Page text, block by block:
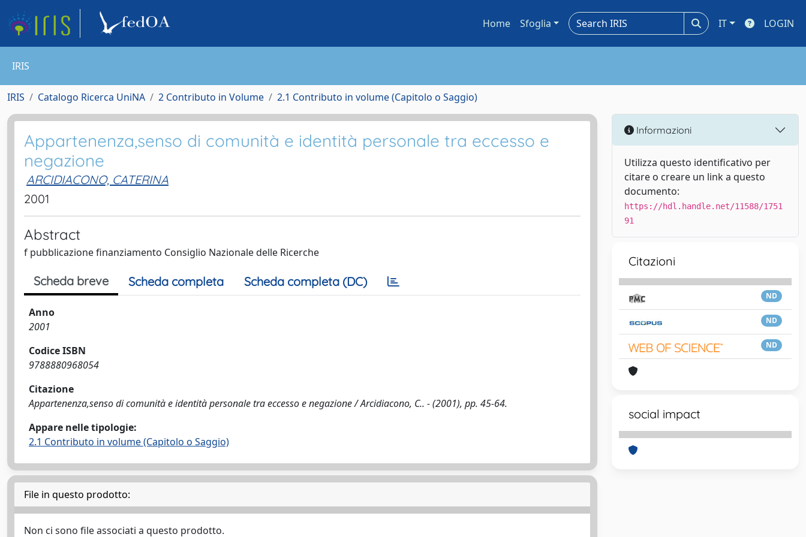
Home Sfoglia IT LOGIN
IRIS
IRIS Catalogo Ricerca UniNA 2 Contributo in Volume 2.1 Contributo in volume (Capitolo o Saggio)
Appartenenza,senso di comunità e identità personale tra eccesso e
negazione
ARCIDIACONO, CATERINA
2001
Abstract
f pubblicazione finanziamento Consiglio Nazionale delle Ricerche
Scheda breve Scheda completa Scheda completa (DC)
Anno
2001
Codice ISBN
9788880968054
Citazione
Appartenenza,senso di comunità e identità personale tra eccesso e negazione / Arcidiacono, C.. - (2001), pp. 45-64.
Appare nelle tipologie:
2.1 Contributo in volume (Capitolo o Saggio)
File in questo prodotto:
Non ci sono file associati a questo prodotto.
Informazioni
Utilizza questo identificativo per
citare o creare un link a questo
documento:
https://hdl.handle.net/11588/1751
91
Citazioni
ND
ND
ND
social impact